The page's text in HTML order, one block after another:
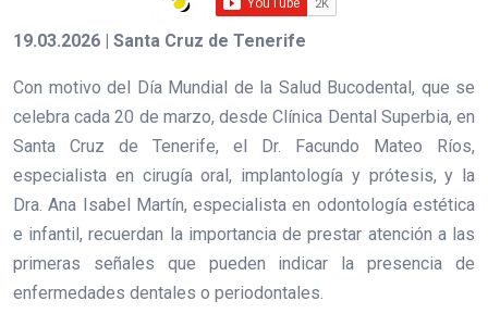
19.03.2026 | Santa Cruz de Tenerife
Con motivo del Día Mundial de la Salud Bucodental, que se
celebra cada 20 de marzo, desde Clínica Dental Superbia, en
Santa Cruz de Tenerife, el Dr. Facundo Mateo Ríos,
especialista en cirugía oral, implantología y prótesis, y la
Dra. Ana Isabel Martín, especialista en odontología estética
e infantil, recuerdan la importancia de prestar atención a las
primeras señales que pueden indicar la presencia de
enfermedades dentales o periodontales.